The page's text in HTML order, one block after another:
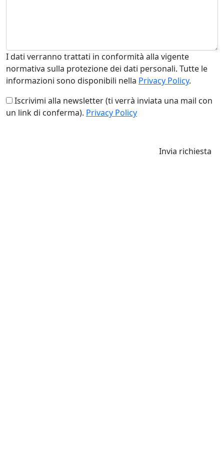
I dati verranno trattati in conformità alla vigente
normativa sulla protezione dei dati personali. Tutte le
informazioni sono disponibili nella Privacy Policy.
Iscrivimi alla newsletter (ti verrà inviata una mail con
un link di conferma). Privacy Policy
Invia richiesta